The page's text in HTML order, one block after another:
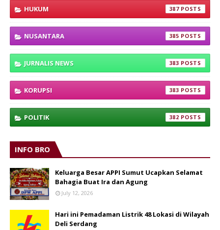
HUKUM 387
NUSANTARA 385
JURNALIS NEWS 383
KORUPSI 383
POLITIK 382
INFO BRO
Keluarga Besar APPI Sumut Ucapkan Selamat
Bahagia Buat Ira dan Agung
July 12, 2026
Hari ini Pemadaman Listrik 48 Lokasi di Wilayah
Deli Serdang